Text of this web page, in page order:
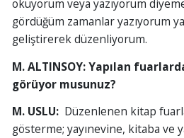
okuyorum veya yazıyorum
gördüğüm zamanlar yazıyorum
geliştirerek düzenliyorum.
M. ALTINSOY:Yapılan
görüyor musunuz?
M. USLU: Düzenlenen kitap
gösterme; yayınevine, kitaba ve